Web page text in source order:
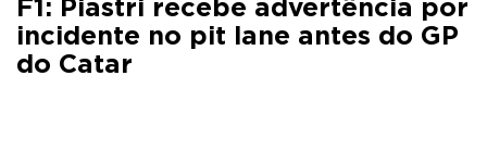
F1: Piastri recebe advertência por
incidente no pit lane antes do GP
do Catar